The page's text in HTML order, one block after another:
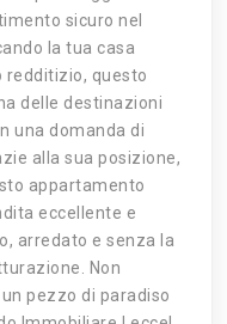
sicuro nel
la tua casa
redditizio, questo
delle destinazioni
una domanda di
alla sua posizione,
appartamento
eccellente e
arredato e senza la
Non
pezzo di paradiso